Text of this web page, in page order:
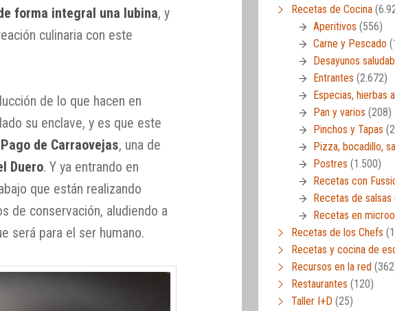
forma integral una lubina, y
culinaria con este
de lo que hacen en
su enclave, y es que este
de Carraovejas, una de
Duero. Y ya entrando en
que están realizando
de conservación, aludiendo a
será para el ser humano.
Recetas de Cocina
Aperitivos (556)
Carne y Pescado
Desayunos
Entrantes (2.672)
Especias, hierbas
Pan y varios (208)
Pinchos y Tapas
Pizza, bocadillo,
Postres (1.500)
Recetas con
Recetas de salsas
Recetas en
Recetas de los Chefs
Recetas y cocina de
Recursos en la red
Restaurantes (120)
Taller I+D (25)